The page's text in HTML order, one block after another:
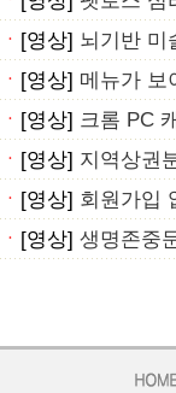
ㆍ [영상] 뇌기반 미
ㆍ [영상] 메뉴가 보
ㆍ [영상] 크롬 PC
ㆍ [영상] 지역상권
ㆍ [영상] 회원가입
ㆍ [영상] 생명존중